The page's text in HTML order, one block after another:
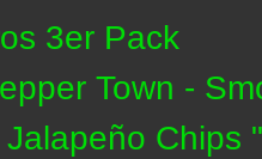
3er Pack
Town -
Chips